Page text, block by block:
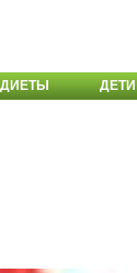
ДИЕТЫ ДЕТИ